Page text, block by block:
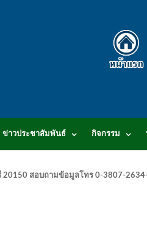
ข่าวประชาสัมพันธ์ กิจกรรม
สอบถามข้อมูลโทร 0-3807-2634-